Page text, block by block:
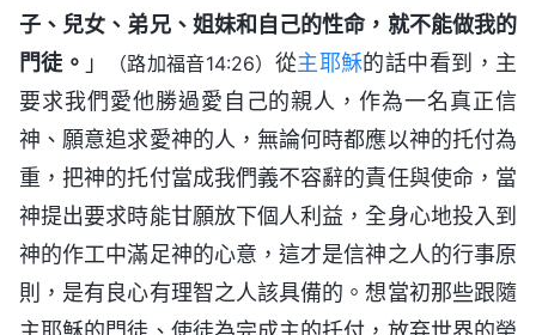
子、兒女、弟兄、姐妹和自己的性命，就不能做我的
門徒。 」 （路加福音14:26） 從主耶穌的話中看到，主
要求我們愛他勝過愛自己的親人，作為一名真正信
神、願意追求愛神的人，無論何時都應以神的托付為
重，把神的托付當成我們義不容辭的責任與使命，當
神提出要求時能甘願放下個人利益，全身心地投入到
神的作工中滿足神的心意，這才是信神之人的行事原
則，是有良心有理智之人該具備的。想當初那些跟隨